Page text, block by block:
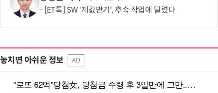
[ET톡] SW '제값받기', 후속 작업에 달렸다
놓치면 아쉬운 정보 AD